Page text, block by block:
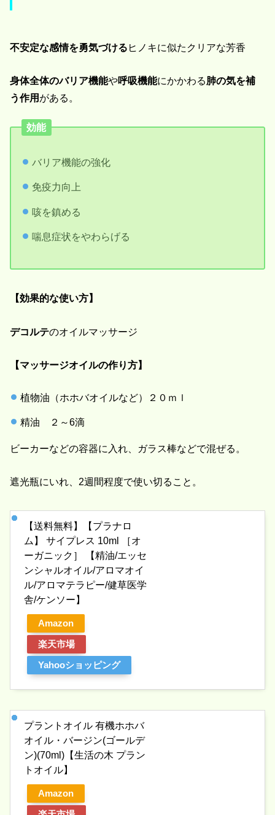
不安定な感情を勇気づける ヒノキに似たクリアな芳香
身体全体のバリア機能や呼吸機能にかかわる肺の気を補
う作用 がある。
効能
バリア機能の強化
免疫力向上
咳を鎮める
喘息症状をやわらげる
【効果的な使い方】
デコルテのオイルマッサージ
【マッサージオイルの作り方】
植物油（ホホバオイルなど）２０ｍｌ
精油 ２～6滴
ビーカーなどの容器に入れ、ガラス棒などで混ぜる。
遮光瓶にいれ、2週間程度で使い切ること。
【送料無料】【プラナロ
ム】 サイプレス 10ml ［オ
ーガニック］ 【精油/エッセ
ンシャルオイル/アロマオイ
ル/アロマテラピー/健草医学
舎/ケンソー】
Amazon
楽天市場
Yahooショッピング
プラントオイル 有機ホホバ
オイル・バージン(ゴールデ
ン)(70ml)【生活の木 プラン
トオイル】
Amazon